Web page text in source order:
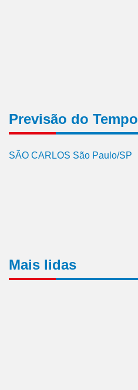
Previsão do Tempo
SÃO CARLOS São Paulo/SP
Mais lidas